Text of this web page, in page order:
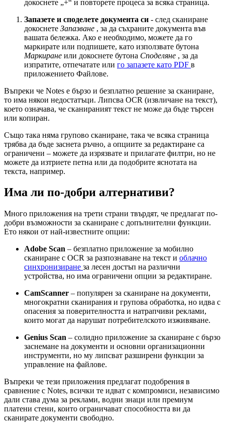
докоснете „+“ и повторете процеса за всяка страница.
Запазете и споделете документа си - след сканиране
докоснете Запазване , за да съхраните документа във
вашата бележка. Ако е необходимо, можете да го
маркирате или подпишете, като използвате бутона
Маркиране или докоснете бутона Споделяне , за да
изпратите, отпечатате или го запазете като PDF в
приложението Файлове.
Въпреки че Notes е бързо и безплатно решение за сканиране,
то има някои недостатъци. Липсва OCR (извличане на текст),
което означава, че сканираният текст не може да бъде търсен
или копиран.
Също така няма групово сканиране, така че всяка страница
трябва да бъде заснета ръчно, а опциите за редактиране са
ограничени – можете да изрязвате и прилагате филтри, но не
можете да изтриете петна или да подобрите яснотата на
текста, например.
Има ли по-добри алтернативи?
Много приложения на трети страни твърдят, че предлагат по-
добри възможности за сканиране с допълнителни функции.
Ето някои от най-известните опции:
Adobe Scan – безплатно приложение за мобилно
сканиране с OCR за разпознаване на текст и облачно
синхронизиране за лесен достъп на различни
устройства, но има ограничени опции за редактиране.
CamScanner – популярен за сканиране на документи,
многократни сканирания и групова обработка, но идва с
опасения за поверителността и натрапчиви реклами,
които могат да нарушат потребителското изживяване.
Genius Scan – солидно приложение за сканиране с бързо
заснемане на документи и основни организационни
инструменти, но му липсват разширени функции за
управление на файлове.
Въпреки че тези приложения предлагат подобрения в
сравнение с Notes, всички те идват с компромиси, независимо
дали става дума за реклами, водни знаци или премиум
платени стени, които ограничават способността ви да
сканирате документи свободно.